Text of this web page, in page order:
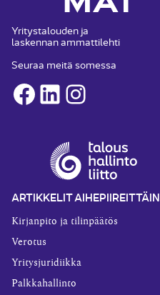
Yritystalouden ja
laskennan ammattilehti
Seuraa meitä somessa
Facebook
LinkedInInstagram
ARTIKKELIT AIHEPIIREITTÄIN
Kirjanpito ja tilinpäätös
Verotus
Yritysjuridiikka
Palkkahallinto